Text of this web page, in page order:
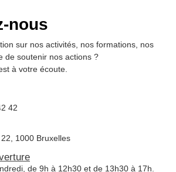
nous
sur nos activités, nos formations, nos
de soutenir nos actions ?
à votre écoute.
42
1000 Bruxelles
de 9h à 12h30 et de 13h30 à 17h.